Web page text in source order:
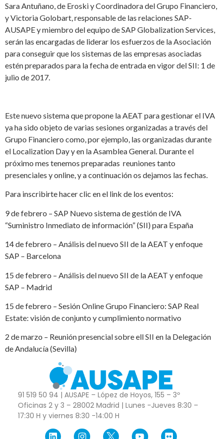
Sara Antuñano, de Eroski y Coordinadora del Grupo Financiero,
y Victoria Golobart, responsable de las relaciones SAP-
AUSAPE y miembro del equipo de SAP Globalization Services,
serán las encargadas de liderar los esfuerzos de la Asociación
para conseguir que los sistemas de las empresas asociadas
estén preparados para la fecha de entrada en vigor del SII: 1 de
julio de 2017.
Este nuevo sistema que propone la AEAT para gestionar el IVA
ya ha sido objeto de varias sesiones organizadas a través del
Grupo Financiero como, por ejemplo, las organizadas durante
el Localization Day y en la Asamblea General. Durante el
próximo mes tenemos preparadas reuniones tanto
presenciales y online, y a continuación os dejamos las fechas.
Para inscribirte hacer clic en el link de los eventos:
9 de febrero – SAP Nuevo sistema de gestión de IVA
“Suministro Inmediato de información” (SII) para España
14 de febrero – Análisis del nuevo SII de la AEAT y enfoque
SAP – Barcelona
15 de febrero – Análisis del nuevo SII de la AEAT y enfoque
SAP – Madrid
15 de febrero – Sesión Online Grupo Financiero: SAP Real
Estate: visión de conjunto y cumplimiento normativo
2 de marzo – Reunión presencial sobre ell SII en la Delegación
de Andalucía (Sevilla)
91 519 50 94 | AUSAPE – López de Hoyos, 155 – 3º
Oficinas 2 y 3 – 28002 Madrid | Lunes -Jueves 8:30 –
17:30 H y viernes 8:30 -14:00 H